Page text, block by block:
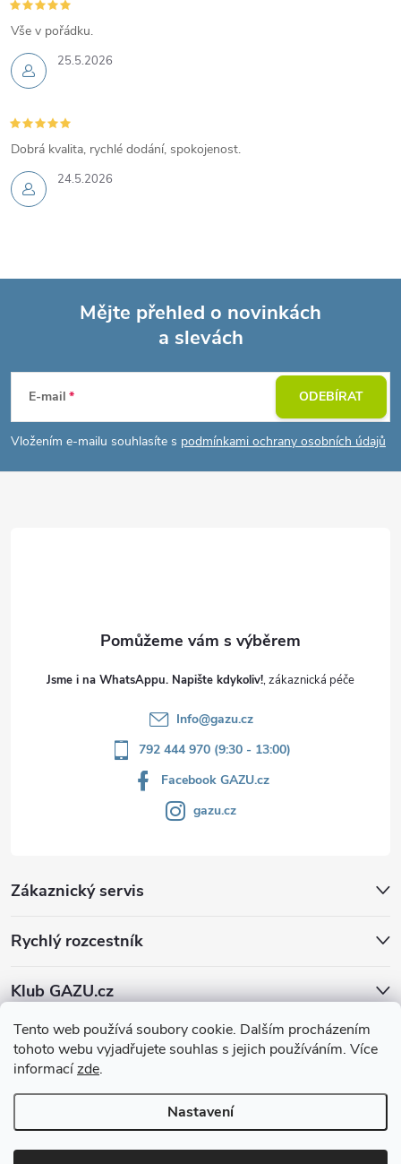
Tento web používá soubory cookie. Dalším procházením
tohoto webu vyjadřujete souhlas s jejich používáním. Více
informacízde.
Nastavení
25.5.2026
Vše v pořádku.
24.5.2026
Dobrá kvalita, rychlé dodání, spokojenost.
p
a
Mějte přehled o novinkách
a slevách
E-mail
Vložením e-mailu souhlasíte s podmínkami ochrany osobních údajů
ODEBÍRAT
Jsme i na WhatsAppu. Napište kdykoliv!
Info@gazu.cz
792 444 970 (9:30 - 13:00)
Facebook GAZU.cz
gazu.cz
Zákaznický servis
Rychlý rozcestník
Klub GAZU.cz
Copyright 2026GAZU.cz | moderní koberce. Všechna práva vyhrazena.